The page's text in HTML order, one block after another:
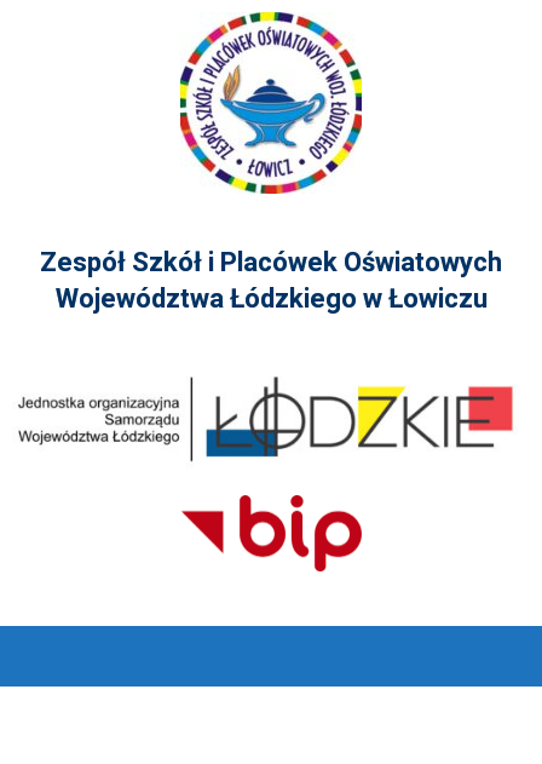
Zespół Szkół i Placówek Oświatowych
Województwa Łódzkiego w Łowiczu